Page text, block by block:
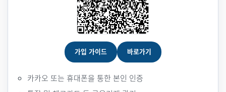
가입 가이드 바로가기
카카오 또는 휴대폰을 통한 본인 인증